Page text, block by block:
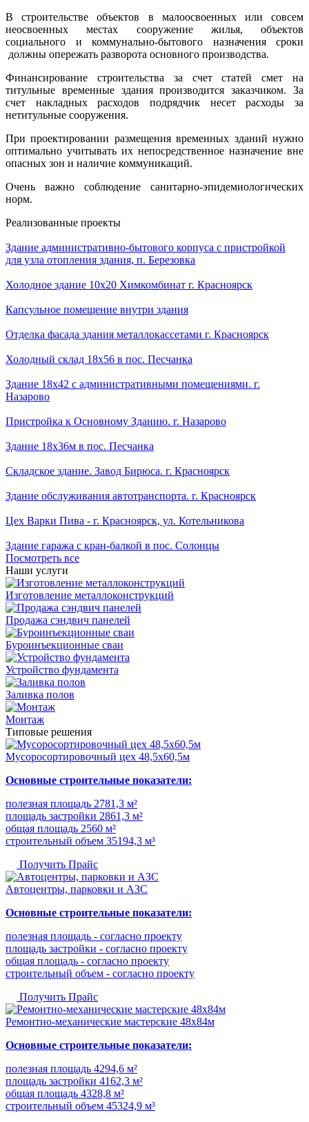
В строительстве объектов в малоосвоенных или совсем
неосвоенных местах сооружение жилья, объектов
социального и коммунально-бытового назначения сроки
должны опережать разворота основного производства.
Финансирование строительства за счет статей смет на
титульные временные здания производится заказчиком. За
счет накладных расходов подрядчик несет расходы за
нетитульные сооружения.
При проектировании размещения временных зданий нужно
оптимально учитывать их непосредственное назначение вне
опасных зон и наличие коммуникаций.
Очень важно соблюдение санитарно-эпидемиологических
норм.
Реализованные проекты
Здание административно-бытового корпуса с пристройкой
для узла отопления здания, п. Березовка
Холодное здание 10х20 Химкомбинат г. Красноярск
Капсульное помещение внутри здания
Отделка фасада здания металлокассетами г. Красноярск
Холодный склад 18х56 в пос. Песчанка
Здание 18х42 с административными помещениями. г.
Назарово
Пристройка к Основному Зданию. г. Назарово
Здание 18х36м в пос. Песчанка
Складское здание. Завод Бирюса. г. Красноярск
Здание обслуживания автотранспорта. г. Красноярск
Цех Варки Пива - г. Красноярск, ул. Котельникова
Здание гаража с кран-балкой в пос. Солонцы
Посмотреть все
Наши услуги
Изготовление металлоконструкций
Продажа сэндвич панелей
Буроинъекционные сваи
Устройство фундамента
Заливка полов
Монтаж
Типовые решения
Мусоросортировочный цех 48,5x60,5м
Основные строительные показатели:
полезная площадь 2781,3 м²
площадь застройки 2861,3 м²
общая площадь 2560 м²
строительный объем 35194,3 м³
Получить Прайс
Автоцентры, парковки и АЗС
Основные строительные показатели:
полезная площадь - согласно проекту
площадь застройки - согласно проекту
общая площадь - согласно проекту
строительный объем - согласно проекту
Получить Прайс
Ремонтно-механические мастерские 48х84м
Основные строительные показатели:
полезная площадь 4294,6 м²
площадь застройки 4162,3 м²
общая площадь 4328,8 м²
строительный объем 45324,9 м³